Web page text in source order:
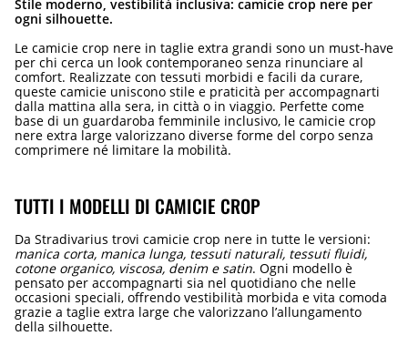
Stile moderno, vestibilità inclusiva: camicie crop nere per
ogni silhouette.
Le camicie crop nere in taglie extra grandi sono un must-have
per chi cerca un look contemporaneo senza rinunciare al
comfort. Realizzate con tessuti morbidi e facili da curare,
queste camicie uniscono stile e praticità per accompagnarti
dalla mattina alla sera, in città o in viaggio. Perfette come
base di un guardaroba femminile inclusivo, le camicie crop
nere extra large valorizzano diverse forme del corpo senza
comprimere né limitare la mobilità.
TUTTI I MODELLI DI CAMICIE CROP
Da Stradivarius trovi camicie crop nere in tutte le versioni:
manica corta, manica lunga, tessuti naturali, tessuti fluidi,
cotone organico, viscosa, denim e satin. Ogni modello è
pensato per accompagnarti sia nel quotidiano che nelle
occasioni speciali, offrendo vestibilità morbida e vita comoda
grazie a taglie extra large che valorizzano l’allungamento
della silhouette.